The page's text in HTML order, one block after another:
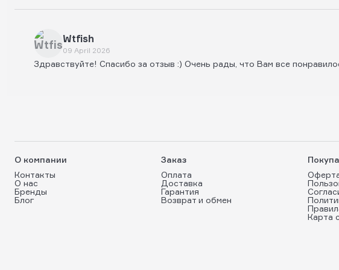
Wtfish
09 April 2026
Здравствуйте! Спасибо за отзыв :) Очень рады, что Вам все
О компании
Контакты
О нас
Бренды
Блог
Заказ
Оплата
Доставка
Гарантия
Возврат и обмен
Карта